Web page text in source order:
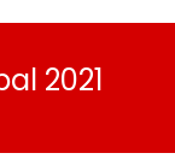
2021